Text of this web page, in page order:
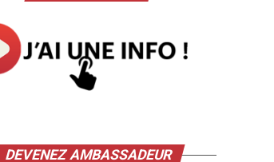
DEVENEZ AMBASSADEUR